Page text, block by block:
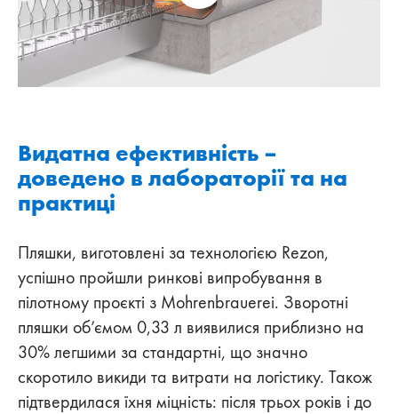
Видатна ефективність –
доведено в лабораторії та на
практиці
Пляшки, виготовлені за технологією Rezon,
успішно пройшли ринкові випробування в
пілотному проєкті з Mohrenbrauerei. Зворотні
пляшки об’ємом 0,33 л виявилися приблизно на
30% легшими за стандартні, що значно
скоротило викиди та витрати на логістику. Також
підтвердилася їхня міцність: після трьох років і до